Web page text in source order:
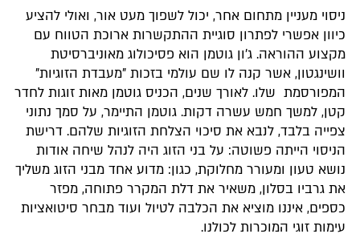
ניסוי מעניין מתחום אחר, יכול לשפוך מעט אור, ואולי להציע
כיוון אפשרי לפתרון סוגיית ההתקשרות ארוכת הטווח עם
מקצוע ההוראה. ג'ון גוטמן הוא פסיכולוג מאוניברסיטת
וושינגטון, אשר קנה לו שם עולמי בזכות "מעבדת הזוגיות"
המפורסמת שלו. לאורך שנים, הכניס גוטמן מאות זוגות לחדר
קטן, למשך חמש עשרה דקות. גוטמן התיימר, על סמך נתוני
צפייה בלבד, לנבא את סיכוי הצלחת הזוגיות שלהם. דרישת
הניסוי הייתה פשוטה: על בני הזוג היה לנהל שיחה אודות
נושא טעון ומעורר מחלוקת, כגון: מדוע אחד מבני הזוג משליך
את גרביו בסלון, משאיר את דלת המקרר פתוחה, מפזר
כספים, איננו מוציא את הכלבה לטיול ועוד מבחר סיטואציות
עימות זוגי המוכרות לכולנו.